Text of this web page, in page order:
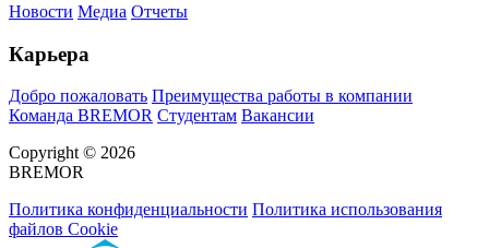
Новости Медиа Отчеты
Карьера
Добро пожаловать Преимущества работы в компании
Команда BREMOR Студентам Вакансии
Copyright © 2026
BREMOR
Политика конфиденциальности Политика использования
файлов Cookie